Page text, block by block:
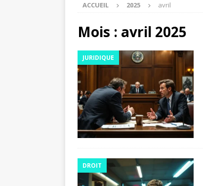
ACCUEIL 2025 avril
Mois : avril 2025
JURIDIQUE
DROIT